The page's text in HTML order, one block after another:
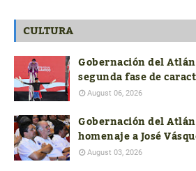
CULTURA
Gobernación del
segunda fase de
Cultural
August 06, 2026
Gobernación del
homenaje a José
la presentación del
August 03, 2026